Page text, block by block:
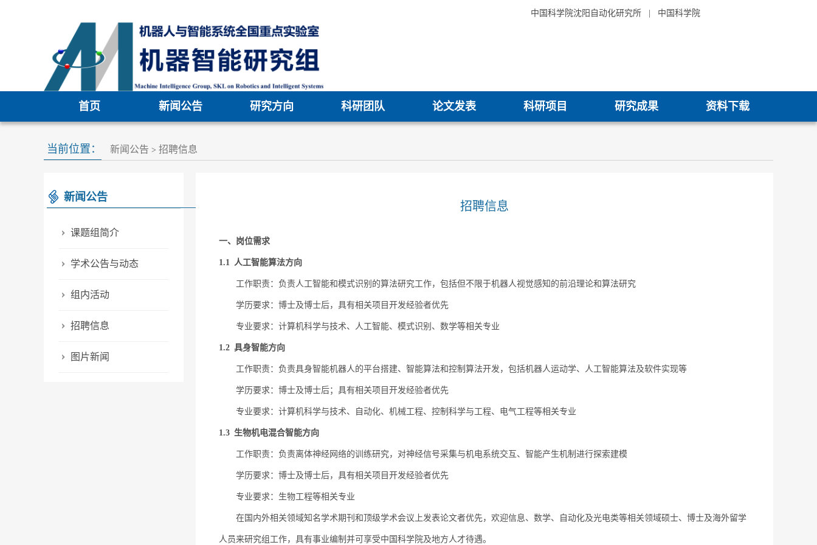
中国科学院沈阳自动化研究所 中国科学院
首页 新闻公告 研究方向 科研团队 论文发表 科研项目 研究成果 资料下载
当前位置： 新闻公告 > 招聘信息
新闻公告
课题组简介
学术公告与动态
组内活动
招聘信息
图片新闻
招聘信息
一、岗位需求
1.1 人工智能算法方向
工作职责：负责人工智能和模式识别的算法研究工作，包括但不限于机器人视觉感知的前沿理论和算法研究
学历要求：博士及博士后，具有相关项目开发经验者优先
专业要求：计算机科学与技术、人工智能、模式识别、数学等相关专业
1.2 具身智能方向
工作职责：负责具身智能机器人的平台搭建、智能算法和控制算法开发，包括机器人运动学、人工智能算法及软件实现等
学历要求：博士及博士后；具有相关项目开发经验者优先
专业要求：计算机科学与技术、自动化、机械工程、控制科学与工程、电气工程等相关专业
1.3 生物机电混合智能方向
工作职责：负责离体神经网络的训练研究，对神经信号采集与机电系统交互、智能产生机制进行探索建模
学历要求：博士及博士后，具有相关项目开发经验者优先
专业要求：生物工程等相关专业
在国内外相关领域知名学术期刊和顶级学术会议上发表论文者优先，欢迎信息、数学、自动化及光电类等相关领域硕士、博士及海外留学
人员来研究组工作，具有事业编制并可享受中国科学院及地方人才待遇。